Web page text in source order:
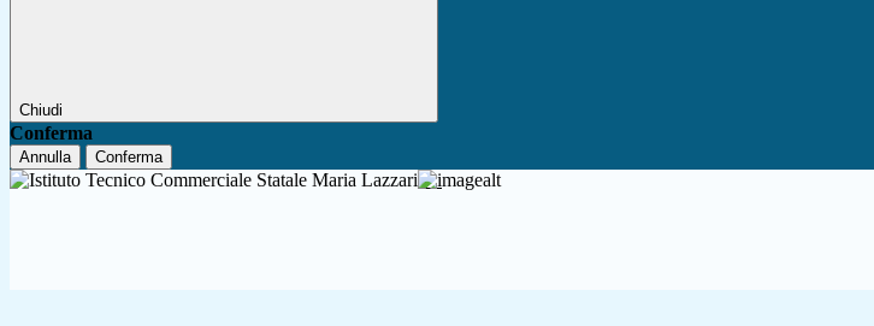
Chiudi
Conferma
Annulla Conferma